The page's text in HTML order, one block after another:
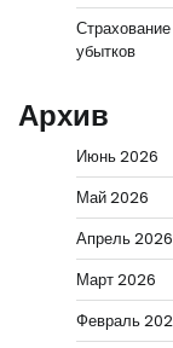
убытков
Архив
Июнь 2026
Май 2026
Апрель 2026
Март 2026
Февраль